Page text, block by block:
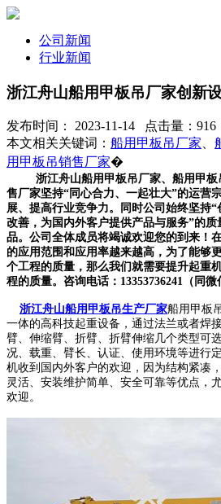
公司新闻
行业新闻
浙江舟山船用甲板吊厂家创新
发布时间： 2023-11-14 点击量：916
本文相关关键词： 船用甲板吊厂家、
用甲板吊销售厂家�
浙江舟山船用甲板吊厂家、船用甲板
售厂家坚持“同心合力、一起壮大”的运营
展、提高行业竞争力。同时公司始终坚持
改善，为国内外客户提供产品与服务”的
品。公司全体成员将竭诚欢迎您的到来！
的应用范围和应用率越来越高，为了能够
个工程的质量，那么我们就需要提升起重
程的质量。咨询电话：13353736241（同微
浙江舟山船用甲板吊生产厂家船用甲板
一体的高科技起重设备，通过法兰或者焊
臂、伸缩臂、折臂、折臂伸缩几个类型可
况、载重、臂长、认证、使用环境等进行
机收到国内外客户的欢迎，因为结构紧凑
灵活、安装维护简单、安全可靠等优点，
欢迎。